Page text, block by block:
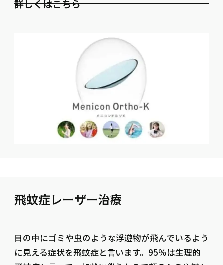
詳しくはこちら
飛蚊症レーザー治療
目の中にゴミや虫のような浮遊物が飛んでいるよう
に見える症状を飛蚊症と言います。95％は生理的